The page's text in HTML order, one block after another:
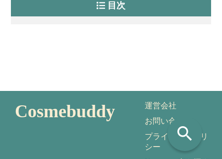
目次
search
Cosmebuddy
運営会社
お問い合わせ
プライバシーポリ
シー